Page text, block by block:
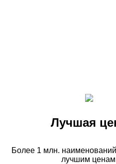
Лучшая
Более 1 млн.
лучшим